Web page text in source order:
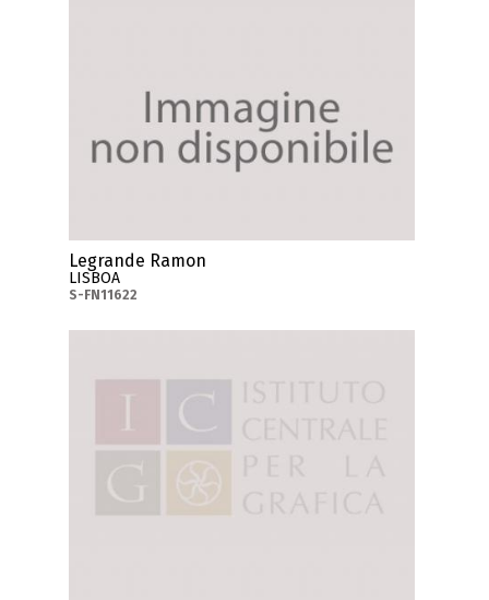
Legrande Ramon
LISBOA
S-FN11622